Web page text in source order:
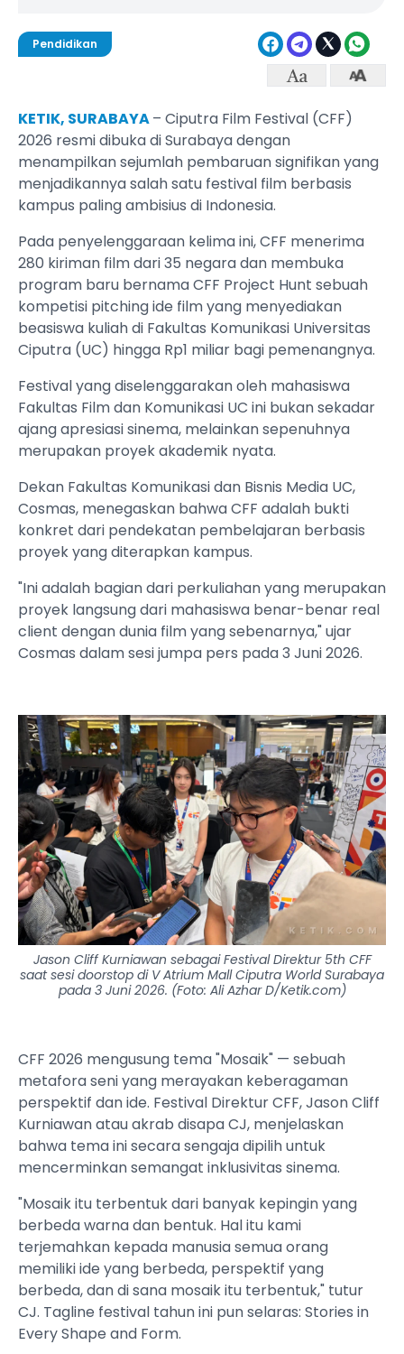
Pendidikan
KETIK, SURABAYA– Ciputra Film Festival (CFF)
2026 resmi dibuka di Surabaya dengan
menampilkan sejumlah pembaruan signifikan yang
menjadikannya salah satu festival film berbasis
kampus paling ambisius di Indonesia.
Pada penyelenggaraan kelima ini, CFF menerima
280 kiriman film dari 35 negara dan membuka
program baru bernama CFF Project Hunt sebuah
kompetisi pitching ide film yang menyediakan
beasiswa kuliah di Fakultas Komunikasi Universitas
Ciputra (UC) hingga Rp1 miliar bagi pemenangnya.
Festival yang diselenggarakan oleh mahasiswa
Fakultas Film dan Komunikasi UC ini bukan sekadar
ajang apresiasi sinema, melainkan sepenuhnya
merupakan proyek akademik nyata.
Dekan Fakultas Komunikasi dan Bisnis Media UC,
Cosmas, menegaskan bahwa CFF adalah bukti
konkret dari pendekatan pembelajaran berbasis
proyek yang diterapkan kampus.
"Ini adalah bagian dari perkuliahan yang merupakan
proyek langsung dari mahasiswa benar-benar real
client dengan dunia film yang sebenarnya," ujar
Cosmas dalam sesi jumpa pers pada 3 Juni 2026.
Jason Cliff Kurniawan sebagai Festival Direktur 5th CFF
saat sesi doorstop di V Atrium Mall Ciputra World Surabaya
pada 3 Juni 2026. (Foto: Ali Azhar D/Ketik.com)
CFF 2026 mengusung tema "Mosaik" — sebuah
metafora seni yang merayakan keberagaman
perspektif dan ide. Festival Direktur CFF, Jason Cliff
Kurniawan atau akrab disapa CJ, menjelaskan
bahwa tema ini secara sengaja dipilih untuk
mencerminkan semangat inklusivitas sinema.
"Mosaik itu terbentuk dari banyak kepingin yang
berbeda warna dan bentuk. Hal itu kami
terjemahkan kepada manusia semua orang
memiliki ide yang berbeda, perspektif yang
berbeda, dan di sana mosaik itu terbentuk," tutur
CJ. Tagline festival tahun ini pun selaras: Stories in
Every Shape and Form.